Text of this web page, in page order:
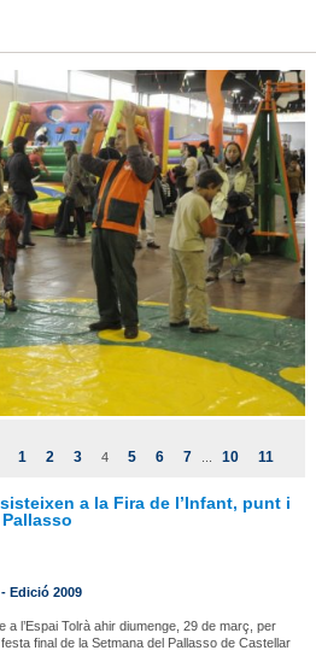
1 2 3 4 5 6 7 10 11
a la Fira de l’Infant, punt i
Edició 2009
l’Espai Tolrà ahir diumenge, 29 de març, per
final de la Setmana del Pallasso de Castellar